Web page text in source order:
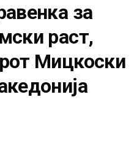
за
раст,
Мицкоски